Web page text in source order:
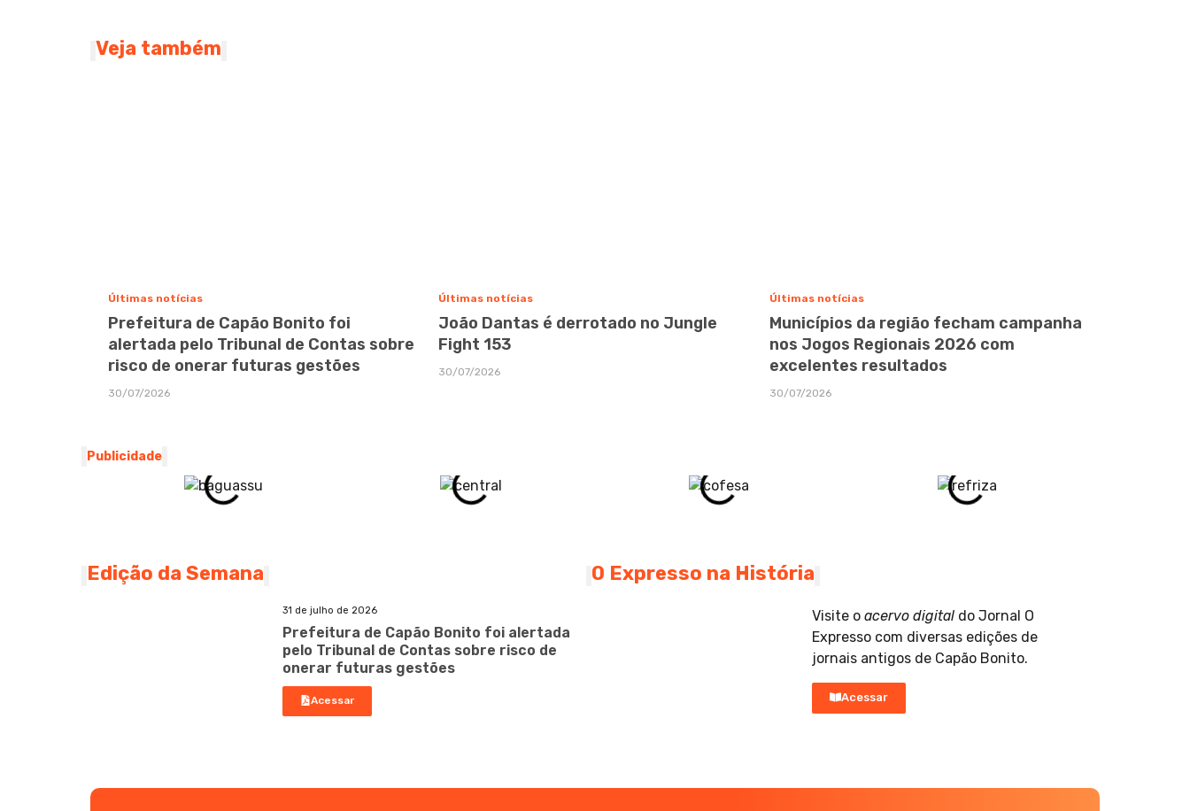
Veja também
Últimas notícias
Prefeitura de Capão Bonito foi
alertada pelo Tribunal de Contas sobre
risco de onerar futuras gestões
30/07/2026
Últimas notícias
João Dantas é derrotado no Jungle
Fight 153
30/07/2026
Últimas notícias
Municípios da região fecham campanha
nos Jogos Regionais 2026 com
excelentes resultados
30/07/2026
Publicidade
Edição da Semana
31 de julho de 2026
Prefeitura de Capão Bonito foi alertada
pelo Tribunal de Contas sobre risco de
onerar futuras gestões
Acessar
O Expresso na História
Visite o acervo digital do Jornal O
Expresso com diversas edições de
jornais antigos de Capão Bonito.
Acessar